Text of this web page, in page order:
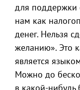
для поддержки
нам как
денег. Нельзя
желанию». Это
является
Можно до